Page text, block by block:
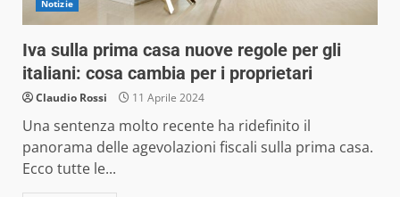
Notizie
Iva sulla prima casa nuove regole per gli
italiani: cosa cambia per i proprietari
Claudio Rossi 11 Aprile 2024
Una sentenza molto recente ha ridefinito il
panorama delle agevolazioni fiscali sulla prima casa.
Ecco tutte le...